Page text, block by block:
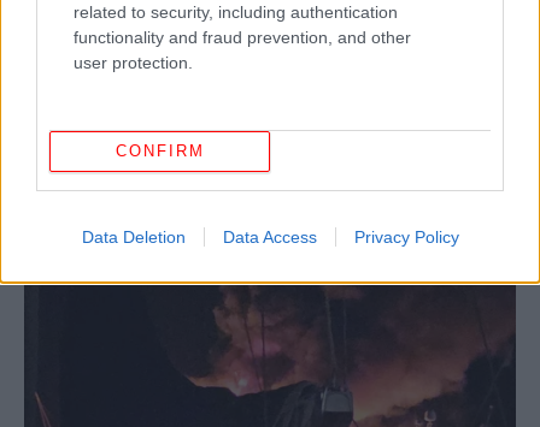
related to security, including authentication
functionality and fraud prevention, and other
user protection.
CONFIRM
Data Deletion Data Access Privacy Policy